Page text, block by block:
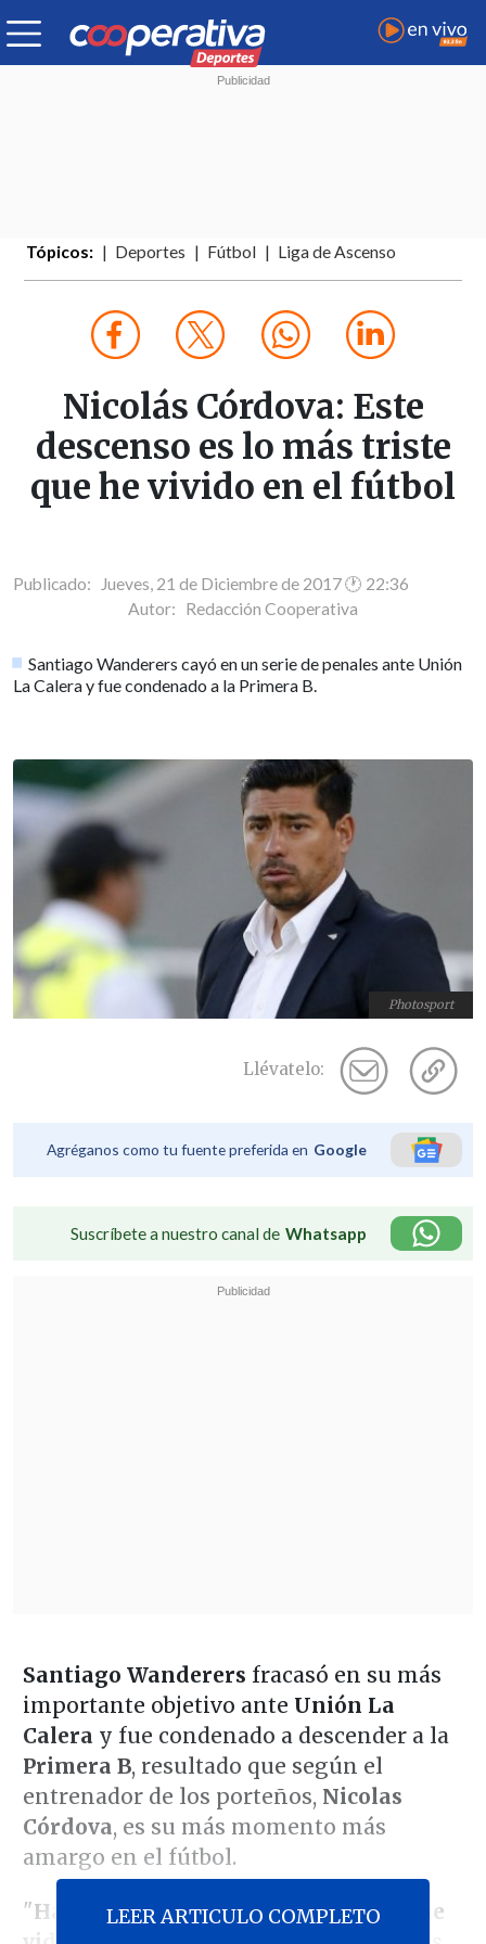
Tópicos: Deportes Fútbol Liga de Ascenso
Nicolás Córdova: Este
descenso es lo más triste
que he vivido en el fútbol
Publicado: Jueves, 21 de Diciembre de 2017 🕐 22:36
Autor: Redacción Cooperativa
Santiago Wanderers cayó en un serie de penales ante Unión
La Calera y fue condenado a la Primera B.
Photosport
Llévatelo:
Agréganos como tu fuente preferida en Google
Suscríbete a nuestro canal de Whatsapp
Santiago Wanderers fracasó en su más
importante objetivo ante Unión La
Calera y fue condenado a descender a la
Primera B, resultado que según el
entrenador de los porteños, Nicolas
Córdova, es su más momento más
amargo en el fútbol.
"Ha sido el momento más triste que he
LEER ARTICULO COMPLETO